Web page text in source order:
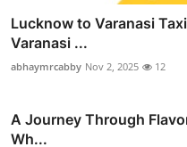
Lucknow to Varanasi
Varanasi ...
abhaymrcabby Nov 2, 2025 12
A Journey Through
Wh...